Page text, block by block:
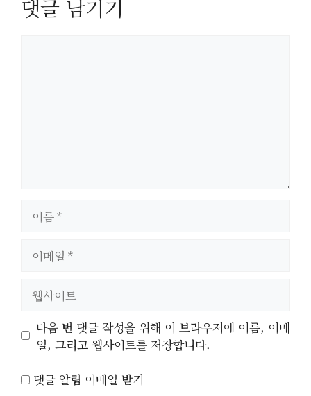
댓글 남기기
트
다음 번 댓글 작성을 위해 이 브라우저에 이름, 이메
일, 그리고 웹사이트를 저장합니다.
댓글 알림 이메일 받기